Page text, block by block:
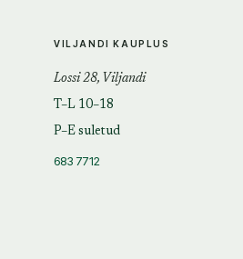
VILJANDI KAUPLUS
Lossi 28, Viljandi
T–L 10–18
P–E suletud
683 7712